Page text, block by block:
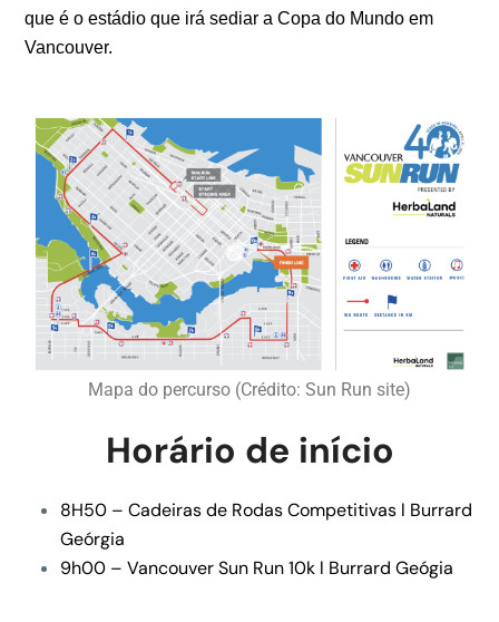
que é o estádio que irá sediar a Copa do Mundo em
Vancouver.
Mapa do percurso (Crédito: Sun Run site)
Horário de início
8H50 – Cadeiras de Rodas Competitivas l Burrard
Geórgia
9h00 – Vancouver Sun Run 10k l Burrard Geógia